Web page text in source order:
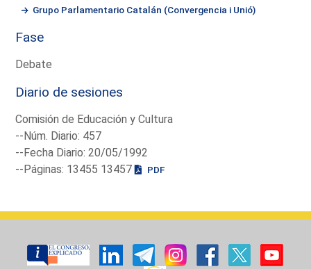
Grupo Parlamentario Catalán (Convergencia i Unió)
Fase
Debate
Diario de sesiones
Comisión de Educación y Cultura
--Núm. Diario: 457
--Fecha Diario: 20/05/1992
--Páginas: 13455 13457
PDF